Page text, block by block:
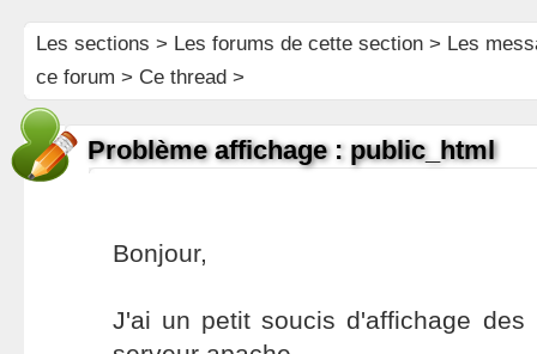
Les sections > Les forums de cette section> Les
ce forum > Ce thread >
Problème affichage : public_html
Bonjour,
J'ai un petit soucis d'affichage